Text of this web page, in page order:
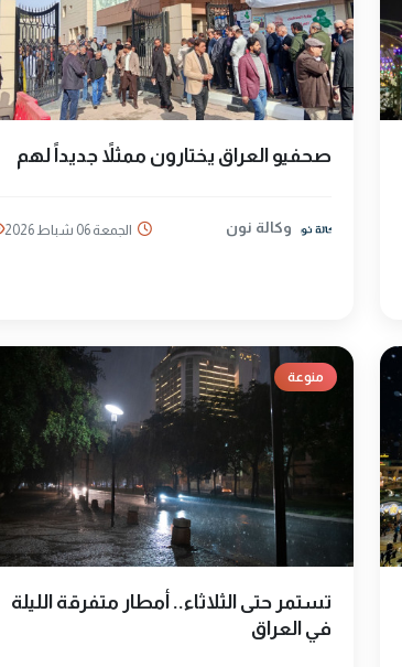
صحفيو العراق يختارون ممثلاً جديداً لهم
وكالة نون الجمعة 06 شباط 2026
منوعة
تستمر حتى الثلاثاء.. أمطار متفرقة الليلة
في العراق